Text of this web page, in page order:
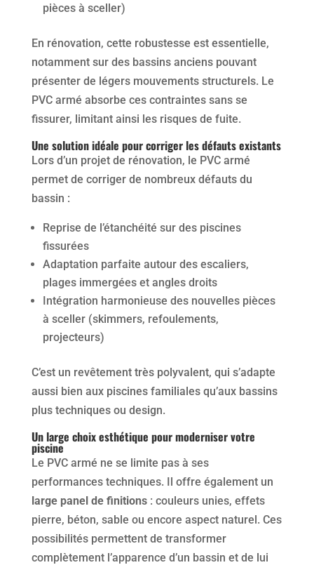
pièces à sceller)
En rénovation, cette robustesse est essentielle,
notamment sur des bassins anciens pouvant
présenter de légers mouvements structurels. Le
PVC armé absorbe ces contraintes sans se
fissurer, limitant ainsi les risques de fuite.
Une solution idéale pour corriger les défauts existants
Lors d’un projet de rénovation, le PVC armé
permet de corriger de nombreux défauts du
bassin :
Reprise de l’étanchéité sur des piscines
fissurées
Adaptation parfaite autour des escaliers,
plages immergées et angles droits
Intégration harmonieuse des nouvelles pièces
à sceller (skimmers, refoulements,
projecteurs)
C’est un revêtement très polyvalent, qui s’adapte
aussi bien aux piscines familiales qu’aux bassins
plus techniques ou design.
Un large choix esthétique pour moderniser votre
piscine
Le PVC armé ne se limite pas à ses
performances techniques. Il offre également un
large panel de finitions: couleurs unies, effets
pierre, béton, sable ou encore aspect naturel. Ces
possibilités permettent de transformer
complètement l’apparence d’un bassin et de lui